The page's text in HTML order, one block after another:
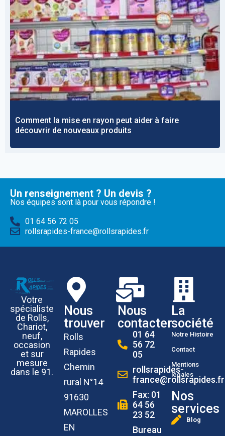
Comment la mise en rayon peut aider à faire
découvrir de nouveaux produits
Un renseignement ? Un devis ?
Nos équipes sont là pour vous répondre !
01 64 56 72 05
rollsrapides-france@rollsrapides.fr
Votre
spécialiste
de Rolls,
Chariot,
neuf,
occasion
et sur
mesure
dans le 91.
Nous
trouver
Rolls
Rapides
Chemin
rural N°14
91630
MAROLLES
EN
Nous
contacter
01 64
56 72
05
rollsrapides-
france@rollsrapides.fr
Fax: 01
64 56
23 52
Bureau
La
société
Notre Histoire
Contact
Mentions
légales
Nos
services
Blog